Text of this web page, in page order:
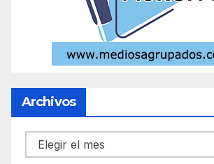
Archivos
Archivos